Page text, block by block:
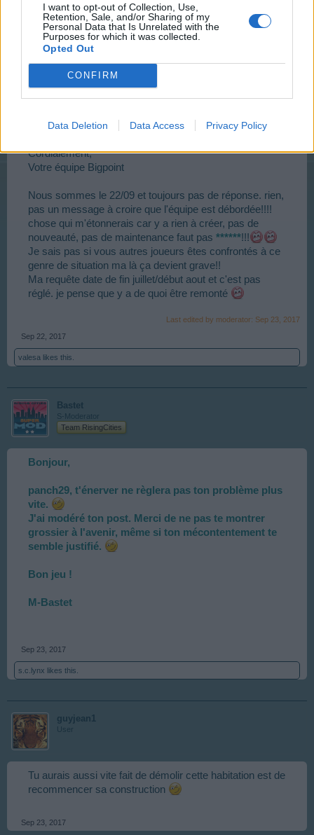
I want to opt-out of Collection, Use,
Retention, Sale, and/or Sharing of my
Personal Data that Is Unrelated with the
Purposes for which it was collected.
Opted Out
CONFIRM
Data Deletion Data Access Privacy Policy
Nous allons vous recontacter dès que possible. En règle
générale l’équipe du support vousrecontactera en
moins de 24H
pour un même problème, cela n’apportera que de la
répondre.
Cordialement,
Votre équipe Bigpoint
Nous sommes le 22/09 et toujours pas de réponse. rien,
pas un message à croire que l'équipe est débordée!!!!
chose qui m'étonnerais car y a rien à créer, pas de
nouveauté, pas de maintenance faut pas ******!!!
Je sais pas si vous autres joueurs êtes confrontés à ce
genre de situation ma là ça devient grave!!
Ma requête date de fin juillet/début aout et c'est pas
réglé. je pense que y a de quoi être remonté
Last edited by moderator: Sep 23, 2017
Sep 22, 2017
valesa likes this.
Bastet
S-Moderator
Team RisingCities
Bonjour,
panch29, t'énerver ne règlera pas ton problème plus
vite.
J'ai modéré ton post. Merci de ne pas te montrer
grossier à l'avenir, même si ton mécontentement te
semble justifié.
Bon jeu !
M-Bastet
Sep 23, 2017
s.c.lynx likes this.
guyjean1
User
Tu aurais aussi vite fait de démolir cette habitation est de
recommencer sa construction
Sep 23, 2017